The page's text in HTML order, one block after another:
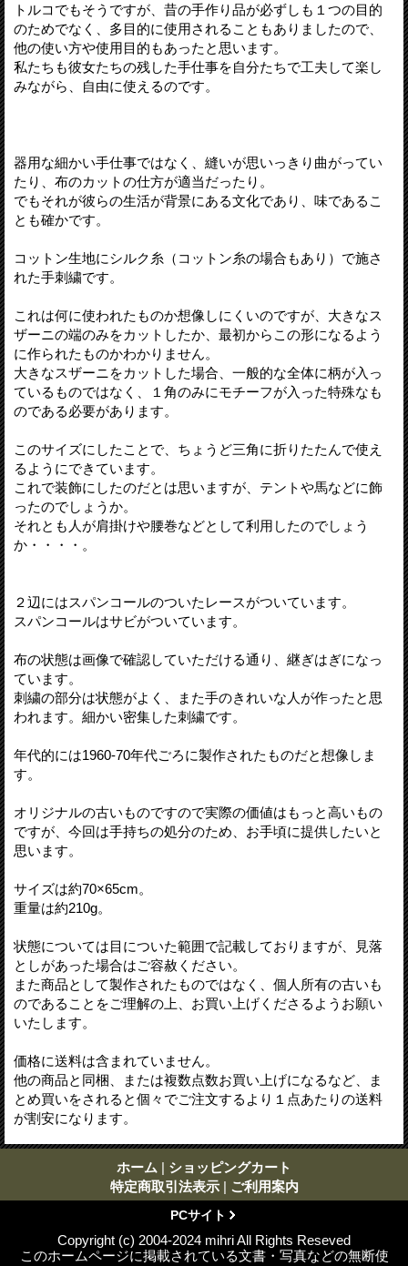
トルコでもそうですが、昔の手作り品が必ずしも１つの目的
のためでなく、多目的に使用されることもありましたので、
他の使い方や使用目的もあったと思います。
私たちも彼女たちの残した手仕事を自分たちで工夫して楽し
みながら、自由に使えるのです。
器用な細かい手仕事ではなく、縫いが思いっきり曲がってい
たり、布のカットの仕方が適当だったり。
でもそれが彼らの生活が背景にある文化であり、味であるこ
とも確かです。
コットン生地にシルク糸（コットン糸の場合もあり）で施さ
れた手刺繍です。
これは何に使われたものか想像しにくいのですが、大きなス
ザーニの端のみをカットしたか、最初からこの形になるよう
に作られたものかわかりません。
大きなスザーニをカットした場合、一般的な全体に柄が入っ
ているものではなく、１角のみにモチーフが入った特殊なも
のである必要があります。
このサイズにしたことで、ちょうど三角に折りたたんで使え
るようにできています。
これで装飾にしたのだとは思いますが、テントや馬などに飾
ったのでしょうか。
それとも人が肩掛けや腰巻などとして利用したのでしょう
か・・・・。
２辺にはスパンコールのついたレースがついています。
スパンコールはサビがついています。
布の状態は画像で確認していただける通り、継ぎはぎになっ
ています。
刺繍の部分は状態がよく、また手のきれいな人が作ったと思
われます。細かい密集した刺繍です。
年代的には1960-70年代ごろに製作されたものだと想像しま
す。
オリジナルの古いものですので実際の価値はもっと高いもの
ですが、今回は手持ちの処分のため、お手頃に提供したいと
思います。
サイズは約70×65cm。
重量は約210g。
状態については目についた範囲で記載しておりますが、見落
としがあった場合はご容赦ください。
また商品として製作されたものではなく、個人所有の古いも
のであることをご理解の上、お買い上げくださるようお願い
いたします。
価格に送料は含まれていません。
他の商品と同梱、または複数点数お買い上げになるなど、ま
とめ買いをされると個々でご注文するより１点あたりの送料
が割安になります。
ホーム | ショッピングカート
特定商取引法表示 | ご利用案内
PCサイト
Copyright (c) 2004-2024 mihri All Rights Reseved
このホームページに掲載されている文書・写真などの無断使